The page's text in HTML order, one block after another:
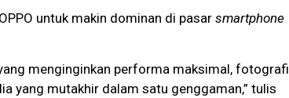
untuk makin dominan di pasar smartphone
menginginkan performa maksimal, fotografi
yang mutakhir dalam satu genggaman,” tulis